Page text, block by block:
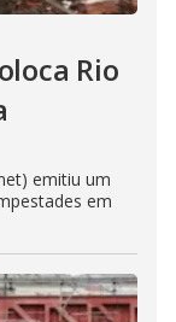
Rio
emitiu um
em